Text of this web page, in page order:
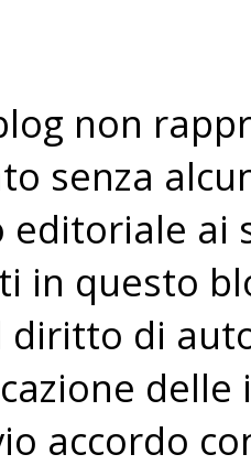
non
senza
ai
in questo
diritto di
accordo